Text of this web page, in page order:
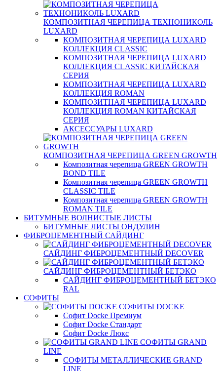
КОМПОЗИТНАЯ ЧЕРЕПИЦА ТЕХНОНИКОЛЬ
LUXARD
КОМПОЗИТНАЯ ЧЕРЕПИЦА LUXARD
КОЛЛЕКЦИЯ CLASSIC
КОМПОЗИТНАЯ ЧЕРЕПИЦА LUXARD
КОЛЛЕКЦИЯ CLASSIC КИТАЙСКАЯ
СЕРИЯ
КОМПОЗИТНАЯ ЧЕРЕПИЦА LUXARD
КОЛЛЕКЦИЯ ROMAN
КОМПОЗИТНАЯ ЧЕРЕПИЦА LUXARD
КОЛЛЕКЦИЯ ROMAN КИТАЙСКАЯ
СЕРИЯ
АКСЕССУАРЫ LUXARD
КОМПОЗИТНАЯ ЧЕРЕПИЦА GREEN GROWTH
Композитная черепица GREEN GROWTH
BOND TILE
Композитная черепица GREEN GROWTH
CLASSIC TILE
Композитная черепица GREEN GROWTH
ROMAN TILE
БИТУМНЫЕ ВОЛНИСТЫЕ ЛИСТЫ
БИТУМНЫЕ ЛИСТЫ ОНДУЛИН
ФИБРОЦЕМЕНТНЫЙ САЙДИНГ
САЙДИНГ ФИБРОЦЕМЕНТНЫЙ DECOVER
САЙДИНГ ФИБРОЦЕМЕНТНЫЙ БЕТЭКО
САЙДИНГ ФИБРОЦЕМЕНТНЫЙ БЕТЭКО
RAL
СОФИТЫ
СОФИТЫ DOCKE
Софит Docke Премиум
Софит Docke Стандарт
Софит Docke Люкс
СОФИТЫ GRAND
LINE
СОФИТЫ МЕТАЛЛИЧЕСКИЕ GRAND
LINE